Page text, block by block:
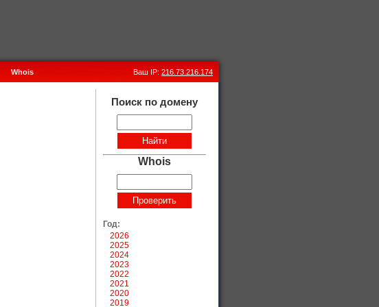
Whois Ваш IP: 216.73.216.174
Поиск по домену
Whois
Год:
2026
2025
2024
2023
2022
2021
2020
2019